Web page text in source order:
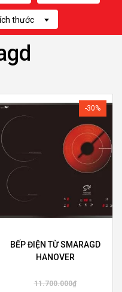
thước
-30%
BẾP ĐIỆN TỪ SMARAGD
HANOVER
11.700.000₫